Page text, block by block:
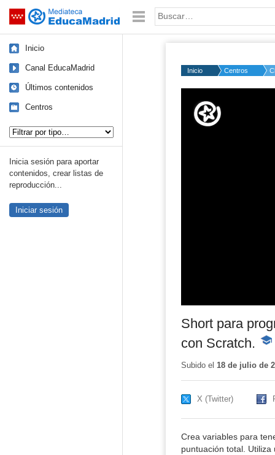
Saltar navegación Palabra o frase:
Inicio
Canal EducaMadrid
Últimos contenidos
Centros
Inicia sesión para aportar
contenidos, crear listas de
reproducción...
Iniciar sesión
Inicio Centros
50%
Short para
con Scratch.
-
Subido el 18 de julio de
X (Twitter)
Crea variables para
puntuación total.